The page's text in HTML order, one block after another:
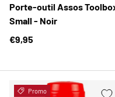
Porte-outil Assos
Small - Noir
Prix habituel
€9,95
Promo